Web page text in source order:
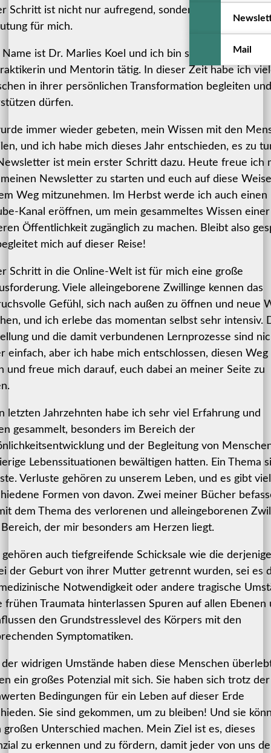
Schritt ist nicht nur aufregend, sondern auch von
für mich.
ist Dr. Marlies Koel und ich bin seit 30 Jahren als
und Mentorin tätig. In dieser Zeit habe ich
in ihrer persönlichen Transformation begleiten und
dürfen.
immer wieder gebeten, mein Wissen mit den
und ich habe mich dieses Jahr entschieden, es zu
ist mein erster Schritt dazu. Heute freue ich
Newsletter zu starten und euch auf diese
Weg mitzunehmen. Im Herbst werde ich auch einen
Kanal eröffnen, um mein gesammeltes Wissen einer
Öffentlichkeit zugänglich zu machen. Bleibt also
mich auf dieser Reise!
Schritt in die Online-Welt ist für mich eine große
Viele alleingeborene Zwillinge kennen das
Gefühl, sich nach außen zu öffnen und neue
und ich erlebe das momentan selbst sehr intensiv.
und die damit verbundenen Lernprozesse sind
einfach, aber ich habe mich entschlossen, diesen Weg
und freue mich darauf, euch dabei an meiner Seite zu
letzten Jahrzehnten habe ich sehr viel Erfahrung und
gesammelt, besonders im Bereich der
und der Begleitung von
Lebenssituationen bewältigen hatten. Ein Thema
Verluste gehören zu unserem Leben, und es gibt
Formen von davon. Zwei meiner Bücher
dem Thema des verlorenen und alleingeborenen
der mir besonders am Herzen liegt.
gehören auch tiefgreifende Schicksale wie die
der Geburt von ihrer Mutter getrennt wurden, sei es
Notwendigkeit oder andere tragische
frühen Traumata hinterlassen Spuren auf allen Ebenen
den Grundstresslevel des Körpers mit den
Symptomatiken.
der widrigen Umstände haben diese Menschen
ein großes Potenzial mit sich. Sie haben sich trotz der
Bedingungen für ein Leben auf dieser Erde
Sie sind gekommen, um zu bleiben! Und sie
großen Unterschied machen. Mein Ziel ist es, dieses
zu erkennen und zu fördern, damit jeder von uns
Mail